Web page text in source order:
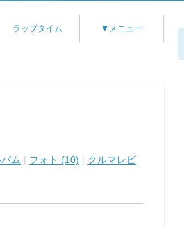
ラップタイム ▼メニュー
ム | フォト (10) | クルマレビ